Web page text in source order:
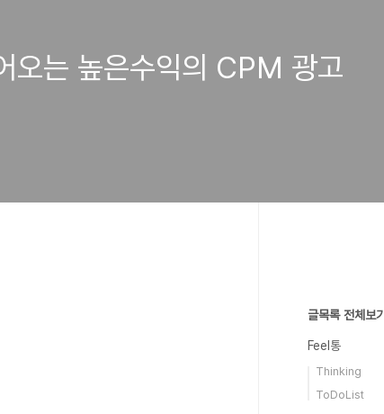
오는 높은수익의 CPM 광고
글목록 전체보기
Feel통
Thinking
ToDoList